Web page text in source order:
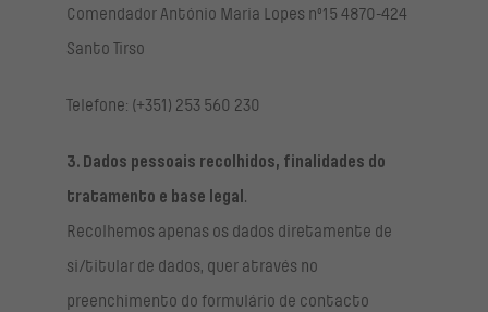
Comendador António Maria Lopes nº15 4870-424
Santo Tirso
Telefone: (+351) 253 560 230
3. Dados pessoais recolhidos, finalidades do
tratamento e base legal .
Recolhemos apenas os dados diretamente de
si/titular de dados, quer através no
preenchimento do formulário de contacto